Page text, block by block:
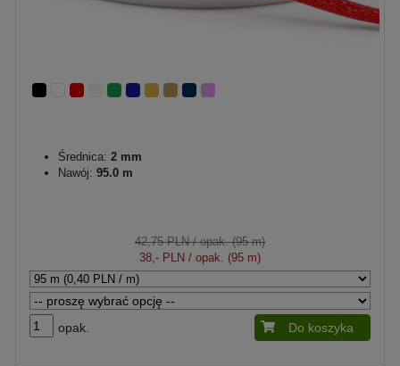
Średnica: 2 mm
Nawój: 95.0 m
42,75 PLN/ opak. (95 m)
38,- PLN / opak. (95 m)
opak. Do koszyka